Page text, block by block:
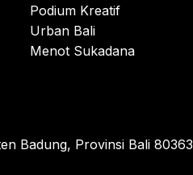
Podium Kreatif
Urban Bali
Menot Sukadana
Badung, Provinsi Bali 80363